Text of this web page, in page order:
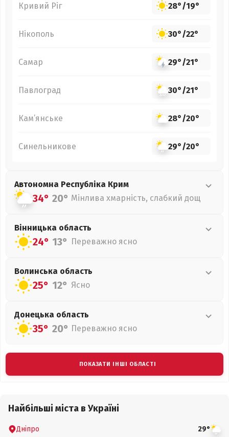
Кривий Ріг 28°/19°
Нікополь 30°/22°
Самар 29°/21°
Павлоград 30°/21°
Кам’янське 28°/20°
Синельникове 29°/20°
Автономна Республіка Крим
34° 20° Мінлива хмарність, слабкий дощ
Вінницька область
24° 13° Переважно ясно
Волинська область
25° 12° Ясно
Донецька область
35° 20° Переважно ясно
ПОКАЗАТИ ІНШІ ОБЛАСТІ
Найбільші міста в Україні
Дніпро 29°